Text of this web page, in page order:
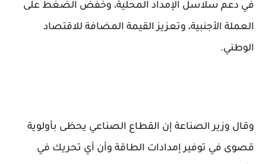
في دعم سلاسل الإمداد المحلية، وخفض الضغط على
العملة الأجنبية، وتعزيز القيمة المضافة للاقتصاد
الوطني.
وقال وزير الصناعة إن القطاع الصناعي يحظى بأولوية
قصوى في توفير إمدادات الطاقة وأن أي تحريك في